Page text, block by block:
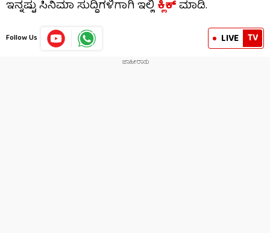
ಇನ್ನಷ್ಟು ಸಿನಿಮಾ ಸುದ್ದಿಗಳಿಗಾಗಿ ಇಲ್ಲಿಕ್ಲಿಕ್​ಮಾಡಿ.
Follow Us LIVE TV